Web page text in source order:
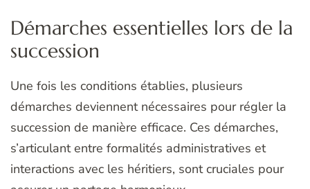
Démarches essentielles lors de la
succession
Une fois les conditions établies, plusieurs
démarches deviennent nécessaires pour régler la
succession de manière efficace. Ces démarches,
s’articulant entre formalités administratives et
interactions avec les héritiers, sont cruciales pour